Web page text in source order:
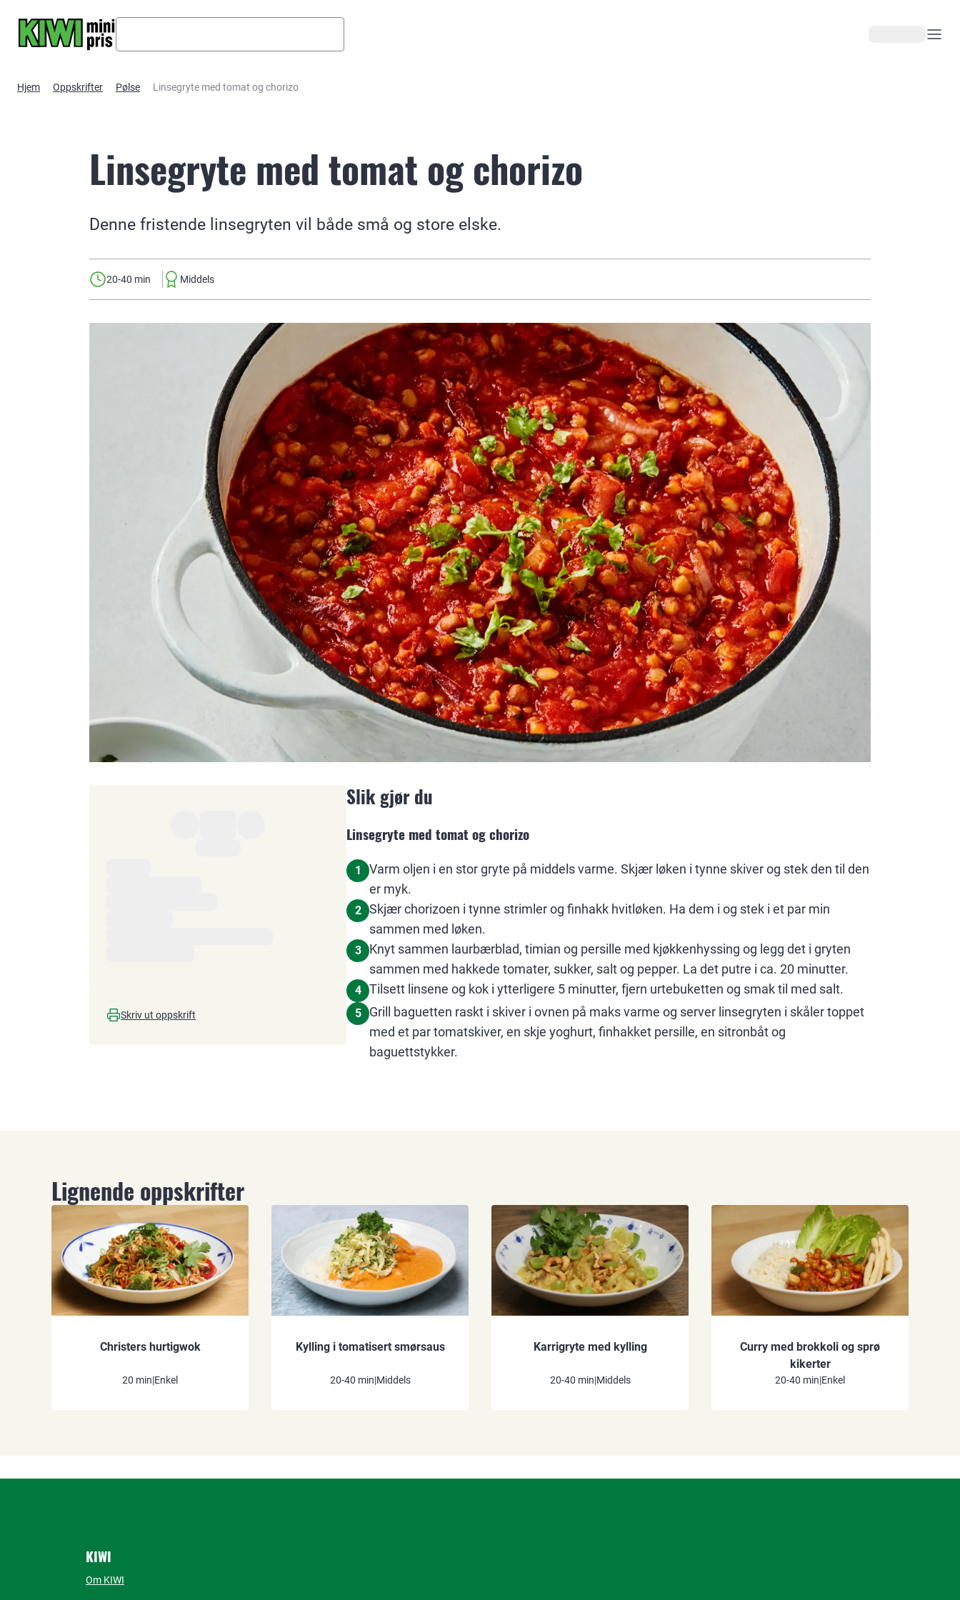
Hjem Oppskrifter Pølse Linsegryte med tomat og chorizo
Linsegryte med tomat og chorizo
Denne fristende linsegryten vil både små og store elske.
20-40 min Middels
Skriv ut oppskrift
Slik gjør du
Linsegryte med tomat og chorizo
1
Varm oljen i en stor gryte på middels varme. Skjær løken i tynne skiver og stek den til den
er myk.
2
Skjær chorizoen i tynne strimler og finhakk hvitløken. Ha dem i og stek i et par min
sammen med løken.
3
Knyt sammen laurbærblad, timian og persille med kjøkkenhyssing og legg det i gryten
sammen med hakkede tomater, sukker, salt og pepper. La det putre i ca. 20 minutter.
4 Tilsett linsene og kok i ytterligere 5 minutter, fjern urtebuketten og smak til med salt.
5
Grill baguetten raskt i skiver i ovnen på maks varme og server linsegryten i skåler toppet
med et par tomatskiver, en skje yoghurt, finhakket persille, en sitronbåt og
baguettstykker.
Lignende oppskrifter
Christers hurtigwok
20 min|Enkel
Kylling i tomatisert smørsaus
20-40 min|Middels
Karrigryte med kylling
20-40 min|Middels
Curry med brokkoli og sprø
kikerter
20-40 min|Enkel
KIWI
Om KIWI